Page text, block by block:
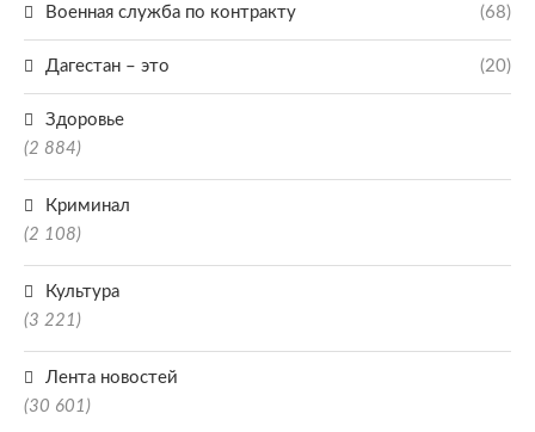
Военная служба по контракту (68)
Дагестан – это (20)
Здоровье
(2 884)
Криминал
(2 108)
Культура
(3 221)
Лента новостей
(30 601)